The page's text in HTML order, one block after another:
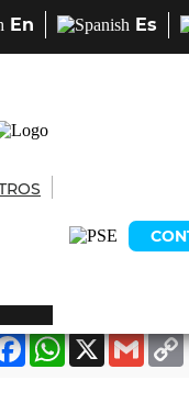
En Es
en redes
FacebookWhatsApp
X Gmail